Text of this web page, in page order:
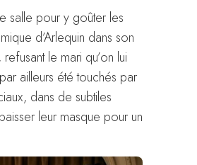
salle pour y goûter les
d’Arlequin dans son
le mari qu’on lui
ailleurs été touchés par
dans de subtiles
leur masque pour un